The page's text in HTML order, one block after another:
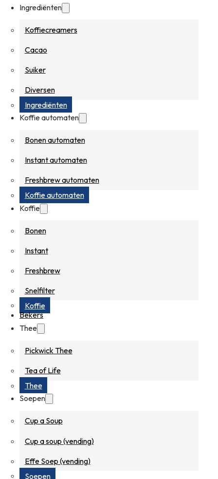
Ingrediënten
Koffiecreamers
Cacao
Suiker
Diversen
Ingrediënten
Koffie automaten
Bonen automaten
Instant automaten
Freshbrew automaten
Koffie automaten
Koffie
Bonen
Instant
Freshbrew
Snelfilter
Koffie
Bekers
Thee
Pickwick Thee
Tea of Life
Thee
Soepen
Cup a Soup
Cup a soup (vending)
Effe Soep (vending)
Soepen